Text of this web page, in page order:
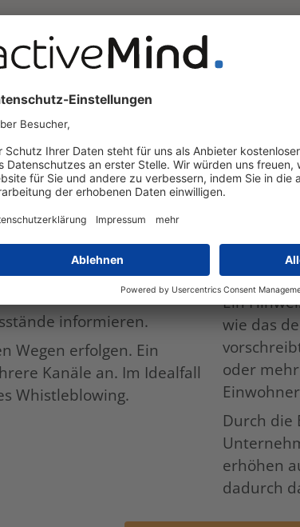
Beschäftigte
im Unternehmen über
informieren.
Wegen erfolgen. Ein
Kanäle an. Im Idealfall
Whistleblowing.
Ein
wie das
oder
Durch die
erhöhen
dadurch